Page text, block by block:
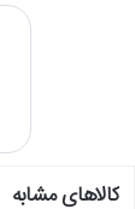
کالاهای مشابه